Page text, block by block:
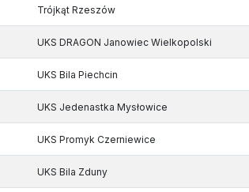
Trójkąt Rzeszów
UKS DRAGON Janowiec Wielkopolski
UKS Bila Piechcin
UKS Jedenastka Mysłowice
UKS Promyk Czerniewice
UKS Bila Zduny